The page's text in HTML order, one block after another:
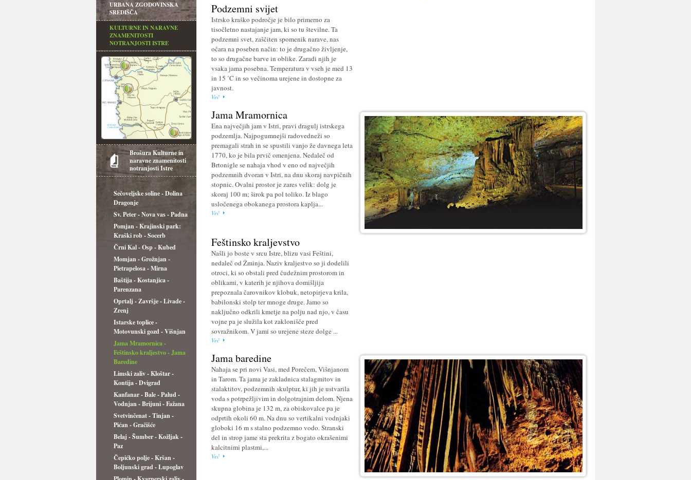
URBANA ZGODOVINSKA
SREDIŠČA
KULTURNE IN NARAVNE
ZNAMENITOSTI
NOTRANJOSTI ISTRE
Brošura Kulturne in
naravne znamenitosti
notranjosti Istre
Sečoveljske soline - Dolina
Dragonje
Sv. Peter - Nova vas - Padna
Pomjan - Krajinski park:
Kraški rob - Socerb
Črni Kal - Osp - Kubed
Momjan - Grožnjan -
Pietrapelosa - Mirna
Baštija - Kostanjica -
Parenzana
Oprtalj - Završje - Livade -
Zrenj
Istarske toplice -
Motovunski gozd - Višnjan
Jama Mramornica -
Feštinsko kraljestvo - Jama
Baredine
Limski zaliv - Kloštar -
Kontija - Dvigrad
Kanfanar - Bale - Palud -
Vodnjan - Brijuni - Fažana
Svetvinčenat - Tinjan -
Pićan - Gračišće
Belaj - Šumber - Kožljak -
Paz
Čepićko polje - Kršan -
Boljunski grad - Lupoglav
Podzemni svijet
Istrsko kraško področje je bilo primerno za
tisočletno nastajanje jam, ki so tu številne. Ta
podzemni svet, zaščiten spomenik narave, nas
očara na poseben način: to je drugačno življenje,
to so drugačne barve in oblike. Zaradi njih je
vsaka jama posebna. Temperatura v vseh je med 13
in 15 ˚C in so večinoma urejene in dostopne za
javnost.
Več
Jama Mramornica
Ena največjih jam v Istri, pravi dragulj istrskega
podzemlja. Najpogumnejši radovedneži so
premagali strah in se spustili vanjo že davnega leta
1770, ko je bila prvič omenjena. Nedaleč od
Brtonigle se nahaja vhod v eno od največjih
podzemnih dvoran v Istri, na dnu skoraj navpičnih
stopnic. Ovalni prostor je zares velik: dolg je
skoraj 100 m; širok pa pol toliko. Iz blago
usločenega obokanega prostora kaplja...
Več
Feštinsko kraljevstvo
Našli jo boste v srcu Istre, blizu vasi Feštini,
nedaleč od Žminja. Naziv kraljestvo so ji dodelili
otroci, ki so obstali pred čudežnim prostorom in
oblikami, v katerih je njihova domišljija
prepoznala čarovnikov klobuk, netopirjeva krila,
babilonski stolp ter mnoge druge. Jamo so
naključno odkrili kmetje na polju nad njo, v času
vojne pa je služila kot zaklonišče pred
sovražnikom. V jami so urejene steze dolge ...
Več
Jama baredine
Nahaja se pri novi Vasi, med Porečem, Višnjanom
in Tarom. Ta jama je zakladnica stalagmitov in
stalaktitov, podzemnih skulptur, ki jih je ustvarila
voda s potrpežljivim in dolgotrajnim delom. Njena
skupna globina je 132 m, za obiskovalce pa je
odprtih okoli 60 m. Na dnu so vertikalni vodnjaki
globoki 16 m s stalno podzemno vodo. Stranski
del in strop jame sta prekrita z bogato okrašenimi
kalcitnimi plastmi,...
Več